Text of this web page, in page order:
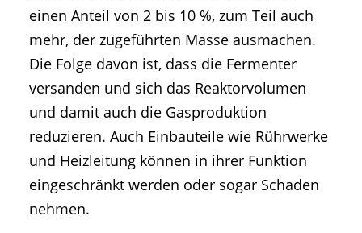
einen Anteil von 2 bis 10 %, zum Teil auch
mehr, der zugeführten Masse ausmachen.
Die Folge davon ist, dass die Fermenter
versanden und sich das Reaktorvolumen
und damit auch die Gasproduktion
reduzieren. Auch Einbauteile wie Rührwerke
und Heizleitung können in ihrer Funktion
eingeschränkt werden oder sogar Schaden
nehmen.